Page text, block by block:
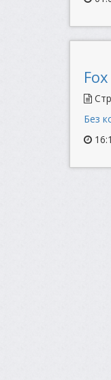
Без